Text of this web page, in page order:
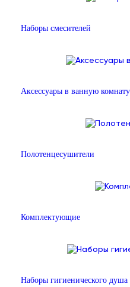
Наборы смесителей
Аксессуары в ванную комнату
Полотенцесушители
Комплектующие
Наборы гигиенического душа